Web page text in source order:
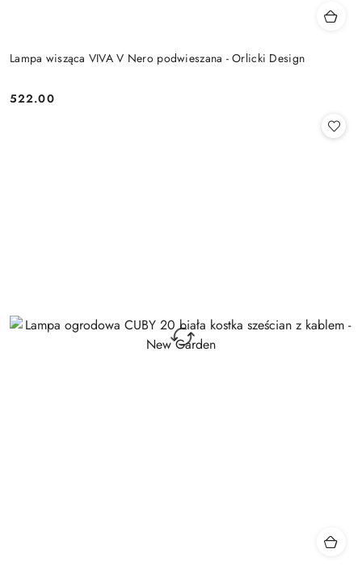
Lampa wisząca VIVA V Nero podwieszana - Orlicki Design
Cena:
522.00